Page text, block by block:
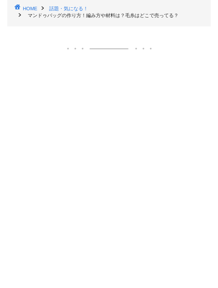
HOME
話題・気になる！
マンドゥバッグの作り方！編み方や材料は？毛糸はどこで売ってる？